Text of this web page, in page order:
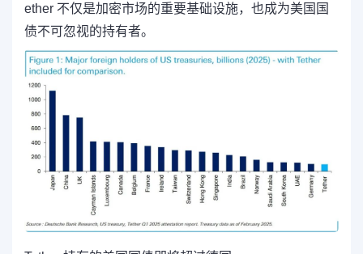
ether 不仅是加密市场的重要基础设施，也成为美国国
债不可忽视的持有者。